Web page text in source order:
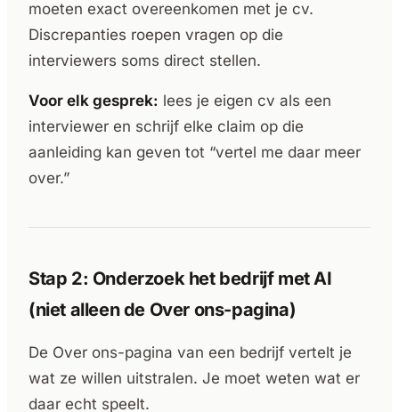
moeten exact overeenkomen met je cv.
Discrepanties roepen vragen op die
interviewers soms direct stellen.
Voor elk gesprek: lees je eigen cv als een
interviewer en schrijf elke claim op die
aanleiding kan geven tot “vertel me daar meer
over.”
Stap 2: Onderzoek het bedrijf met AI
(niet alleen de Over ons-pagina)
De Over ons-pagina van een bedrijf vertelt je
wat ze willen uitstralen. Je moet weten wat er
daar echt speelt.